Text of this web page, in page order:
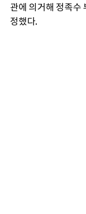
관에 의거해 정족수
정했다.